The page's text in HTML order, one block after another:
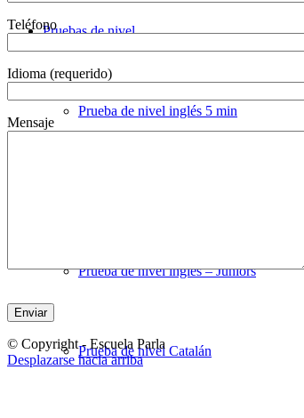
Pruebas de nivel
Prueba de nivel inglés 5 min
Prueba de nivel ingles – Juniors
Prueba de nivel Catalán
Teléfono
Idioma (requerido)
Mensaje
© Copyright - Escuela Parla
Desplazarse hacia arriba